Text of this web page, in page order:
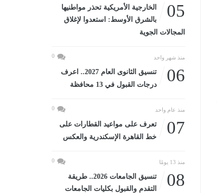
05
الخارجية الأمريكية تحذر مواطنيها
بالشرق الأوسط: استعدوا لإغلاق
المجالات الجوية
منذ شهر واحد 0
06
تنسيق الثانوى العام 2027.. اعرف
درجات القبول في 13 محافظة
منذ عام واحد 0
07
تعرف على مواعيد القطارات على
خط القاهرة الإسكندرية والعكس
منذ 13 يومًا 0
08
تنسيق الجامعات 2026.. طريقة
التقدم والقبول بكليات الجامعات